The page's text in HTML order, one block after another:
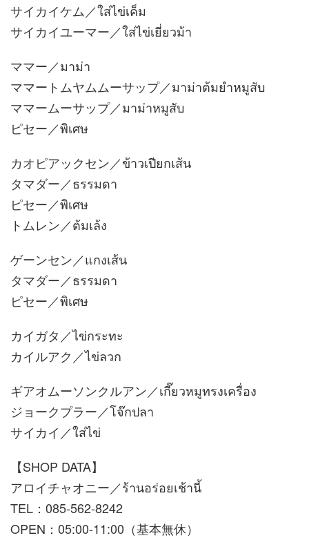
サイカイケム／ใส่ไข่เค็ม
サイカイユーマー／ใส่ไข่เยี่ยวม้า
ママー／มาม่า
ママートムヤムムーサップ／มาม่าต้มยำหมูสับ
ママームーサップ／มาม่าหมูสับ
ピセー／พิเศษ
カオピアックセン／ข้าวเปียกเส้น
タマダー／ธรรมดา
ピセー／พิเศษ
トムレン／ต้มเล้ง
ゲーンセン／แกงเส้น
タマダー／ธรรมดา
ピセー／พิเศษ
カイガタ／ไข่กระทะ
カイルアク／ไข่ลวก
ギアオムーソンクルアン／เกี๊ยวหมูทรงเครื่อง
ジョークプラー／โจ๊กปลา
サイカイ／ใส่ไข่
【SHOP DATA】
アロイチャオニー／ร้านอร่อยเช้านี้
TEL：085-562-8242
OPEN：05:00-11:00（基本無休）